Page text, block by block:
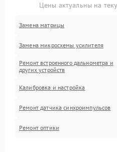
Цены актуальны на
Замена матрицы
Замена микросхемы усилителя
Ремонт встроенного дальнометра и
других устройств
Калибровка и настройка
Ремонт датчика синхроимпульсов
Ремонт оптики